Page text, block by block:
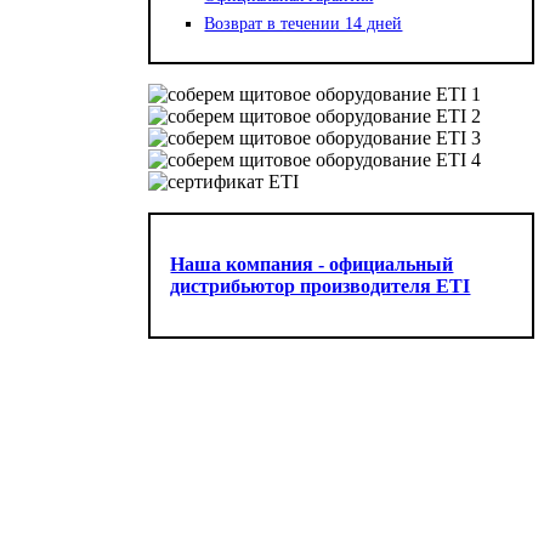
Возврат в течении 14 дней
Наша компания - официальный
дистрибьютор производителя ETI